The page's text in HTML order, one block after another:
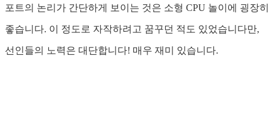
포트의 논리가 간단하게 보이는 것은 소형 CPU 놀이에 굉장히
좋습니다. 이 정도로 자작하려고 꿈꾸던 적도 있었습니다만,
선인들의 노력은 대단합니다! 매우 재미 있습니다.